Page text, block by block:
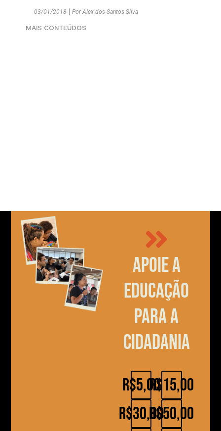
03/01/2018 PorAlex dos Santos Silva
Apoie a
educação
para a
cidadania
R$5,00
R$30,00
R$15,00
R$50,00